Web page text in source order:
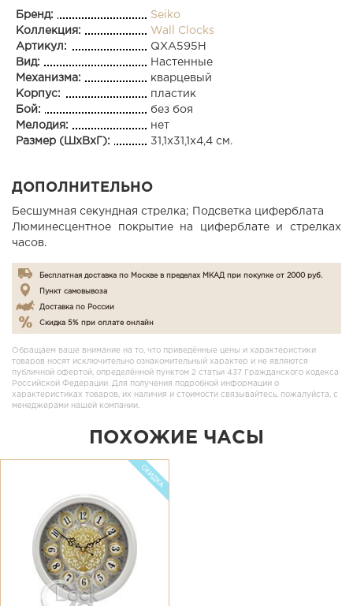
Бренд:
Seiko
Коллекция:
Wall Clocks
Артикул:
QXA595H
Вид:
Настенные
Механизма:
кварцевый
Корпус:
пластик
Бой:
без боя
Мелодия:
нет
Размер (ШхВхГ):
31,1x31,1x4,4 см.
ДОПОЛНИТЕЛЬНО
Бесшумная секундная стрелка; Подсветка циферблата
Люминесцентное покрытие на циферблате и стрелках
часов.
Бесплатная доставка по Москве в пределах МКАД при покупке от 2000 руб.
Пункт самовывоза
Доставка по России
Скидка 5% при оплате онлайн
Обращаем ваше внимание на то, что приведённые цены и характеристики
товаров носят исключительно ознакомительный характер и не являются
публичной офертой, определённой пунктом 2 статьи 437 Гражданского кодекса
Российской Федерации. Для получения подробной информации о
характеристиках товаров, их наличия и стоимости связывайтесь, пожалуйста, с
менеджерами нашей компании.
ПОХОЖИЕ ЧАСЫ